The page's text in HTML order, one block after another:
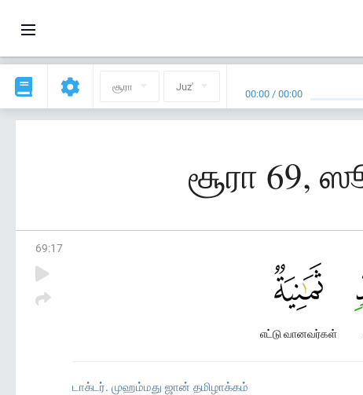
சூரா Juz' 00:00 /00:00
சூரா 69,
69:17
எட்டு வானவர்கள்
டாக்டர். முஹம்மது ஜான் தமிழாக்கம்